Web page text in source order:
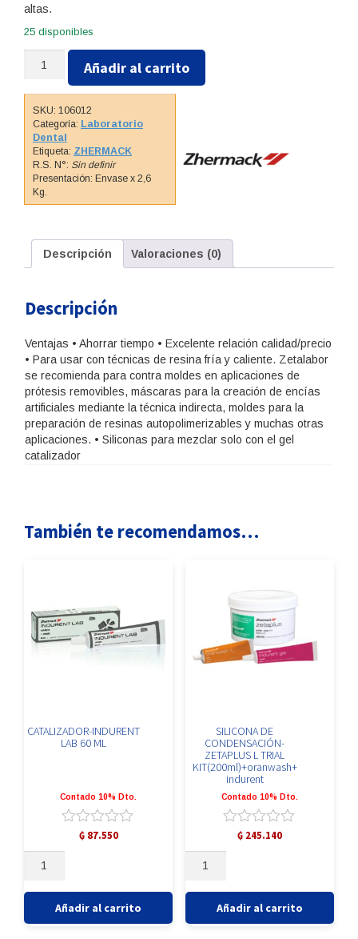
altas.
25 disponibles
SILICONA
CONDENSACIÓN-
ZETALABOR
tarro
x2,6
grs
cantidad
Añadir al carrito
SKU: 106012
Categoría: Laboratorio
Dental
Etiqueta: ZHERMACK
R.S. N°: Sin definir
Presentación: Envase x 2,6
Kg.
Descripción Valoraciones (0)
Descripción
Ventajas • Ahorrar tiempo • Excelente relación calidad/precio
• Para usar con técnicas de resina fría y caliente. Zetalabor
se recomienda para contra moldes en aplicaciones de
prótesis removibles, máscaras para la creación de encías
artificiales mediante la técnica indirecta, moldes para la
preparación de resinas autopolimerizables y muchas otras
aplicaciones. • Siliconas para mezclar solo con el gel
catalizador
También te recomendamos…
CATALIZADOR-INDURENT
LAB 60 ML
Contado 10% Dto.
Valorado
con
5
₲87.550
LAB
ML
Añadir al carrito
SILICONA DE
CONDENSACIÓN-
ZETAPLUS L TRIAL
KIT(200ml)+oranwash+
indurent
Contado 10% Dto.
Valorado
con
5
₲245.140
CONDENSACIÓN-
ZETAPLUS
L
Añadir al carrito